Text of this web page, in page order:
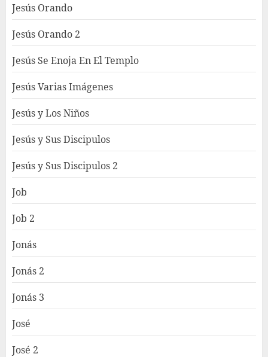
Jesús Orando
Jesús Orando 2
Jesús Se Enoja En El Templo
Jesús Varias Imágenes
Jesús y Los Niños
Jesús y Sus Discipulos
Jesús y Sus Discipulos 2
Job
Job 2
Jonás
Jonás 2
Jonás 3
José
José 2